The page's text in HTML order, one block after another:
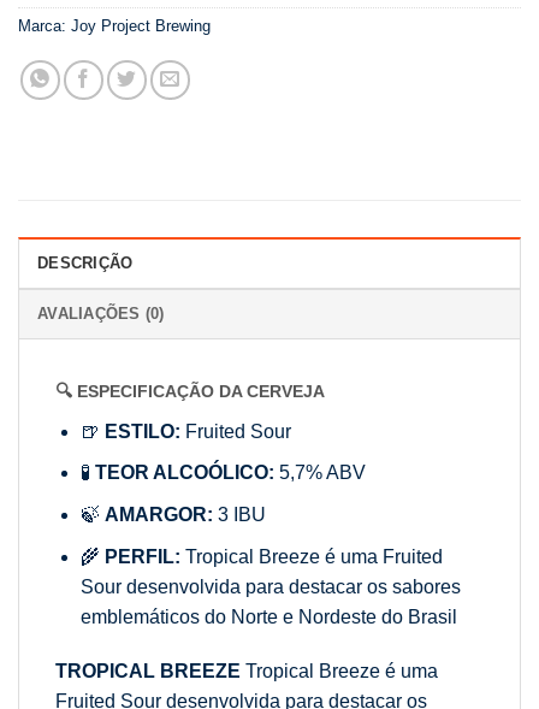
Marca: Joy Project Brewing
DESCRIÇÃO
AVALIAÇÕES (0)
🔍 ESPECIFICAÇÃO DA CERVEJA
🍺 ESTILO: Fruited Sour
🧪 TEOR ALCOÓLICO: 5,7% ABV
🍃 AMARGOR: 3 IBU
🌾 PERFIL: Tropical Breeze é uma Fruited
Sour desenvolvida para destacar os sabores
emblemáticos do Norte e Nordeste do Brasil
TROPICAL BREEZE Tropical Breeze é uma
Fruited Sour desenvolvida para destacar os